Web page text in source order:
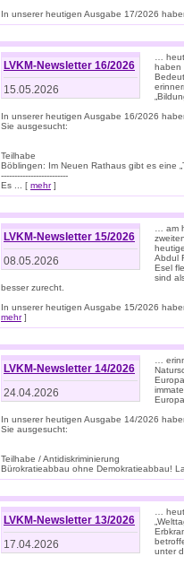
In unserer heutigen Ausgabe 17/2026
LVKM-Newsletter 16/2026
15.05.2026
…
haben
In unserer heutigen Ausgabe 16/2026
Sie ausgesucht:
Teilhabe
Böblingen: Im Neuen Rathaus gibt es eine
-------------------------
Es ... [ mehr]
LVKM-Newsletter 15/2026
08.05.2026
… am
Abdul
Esel
sind
besser zurecht.
In unserer heutigen Ausgabe 15/2026
mehr]
LVKM-Newsletter 14/2026
24.04.2026
…
In unserer heutigen Ausgabe 14/2026
Sie ausgesucht:
Teilhabe / Antidiskriminierung
Bürokratieabbau ohne Demokratieabbau!
LVKM-Newsletter 13/2026
17.04.2026
…
unter